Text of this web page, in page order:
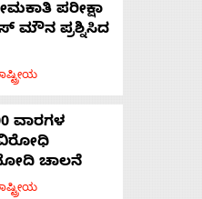
ಪರೀಕ್ಷಾ
ಮೌನ ಪ್ರಶ್ನಿಸಿದ
ವಾರಗಳ
ವಿರೋಧಿ
ಚಾಲನೆ